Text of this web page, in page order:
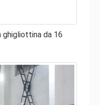
In genere, la forza
fermi fornisce un
acciaio per utensili e
ghigliottina da 16